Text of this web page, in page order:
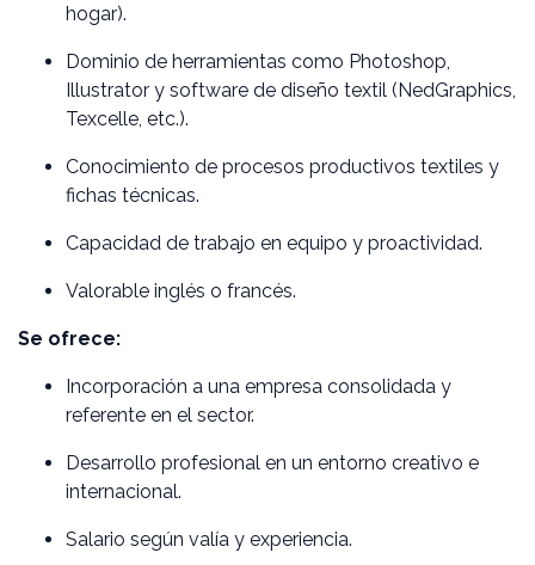
hogar).
Dominio de herramientas como Photoshop,
Illustrator y software de diseño textil (NedGraphics,
Texcelle, etc.).
Conocimiento de procesos productivos textiles y
fichas técnicas.
Capacidad de trabajo en equipo y proactividad.
Valorable inglés o francés.
Se ofrece:
Incorporación a una empresa consolidada y
referente en el sector.
Desarrollo profesional en un entorno creativo e
internacional.
Salario según valía y experiencia.